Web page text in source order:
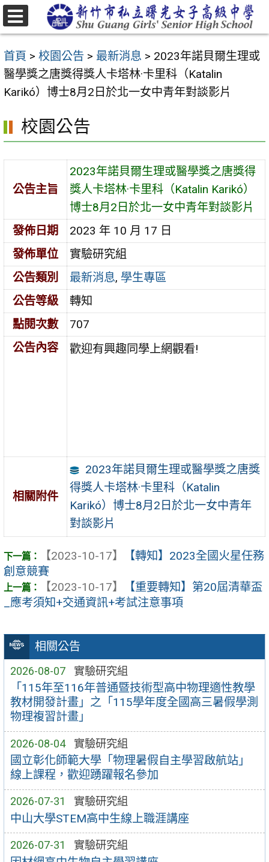
跳
至
要
內
容
首頁 > 校園公告 > 最新消息 > 2023年諾貝爾生理或
醫學獎之唐獎得獎人卡塔林·卡里科（Katalin
Karikó）博士8月2日於北一女中青年對談影片
相關公告
2026-08-07 實驗研究組
「115年至116年普通暨技術型高中物理適性教學
教材開發計畫」之「115學年度全國高三暑假學測
物理複習計畫」
2026-08-04 實驗研究組
國立彰化師範大學「物理暑假自主學習啟航站」
線上課程，歡迎踴躍報名參加
2026-07-31 實驗研究組
中山大學STEM高中生線上職涯講座
2026-07-31 實驗研究組
校園公告
公告主旨
2023年諾貝爾生理或醫學獎之唐獎得
獎人卡塔林·卡里科（Katalin Karikó）
博士8月2日於北一女中青年對談影片
發佈日期
2023 年 10 月 17 日
發佈單位
實驗研究組
公告類別
最新消息, 學生專區
公告等級
轉知
點閱次數
707
公告內容
歡迎有興趣同學上網觀看!
相關附件
2023年諾貝爾生理或醫學獎之唐獎
得獎人卡塔林·卡里科（Katalin
Karikó）博士8月2日於北一女中青年
對談影片
【2023-10-17】
【轉知】2023全國火星任務
創意競賽
【2023-10-17】
【重要轉知】第20屆清華盃
_應考須知+交通資訊+考試注意事項
選
單